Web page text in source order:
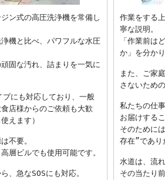
ン式の高圧洗浄機を常備し
機と比べ、パワフルな水圧
固な汚れ、詰まりを一気に
にも対応しており、一般
店様からのご依頼も大歓
えます）
不要。
層ビルでも使用可能です。
、急なSOSにも対応。
作業をする
寧な説明。
「作業前は
か」を分か
また、ご家
さないため
私たちの仕
お届けする
そのために
存在”であり
水道は、流
その当たり